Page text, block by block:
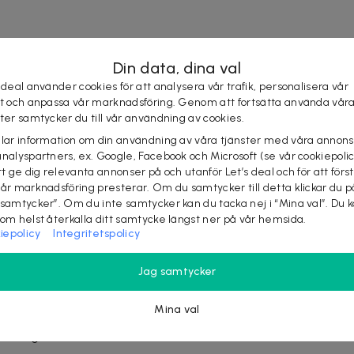
engelsk manual, monteringssats
kontakta leverantören direkt:
Din data, dina val
deal använder cookies för att analysera vår trafik, personalisera vår
och anpassa vår marknadsföring. Genom att fortsätta använda våra
samtycker du till vår användning av cookies.
information om din användning av våra tjänster med våra
ex. Google, Facebook och Microsoft (se vår
ge dig relevanta annonser på och utanför Let’s deal och för att
marknadsföring presterar. Om du samtycker till detta klickar du
samtycker”. Om du inte samtycker kan du tacka nej i “Mina val”. Du
helst återkalla ditt samtycke längst ner på vår hemsida.
Integritetspolicy
Jag samtycker
Mina val